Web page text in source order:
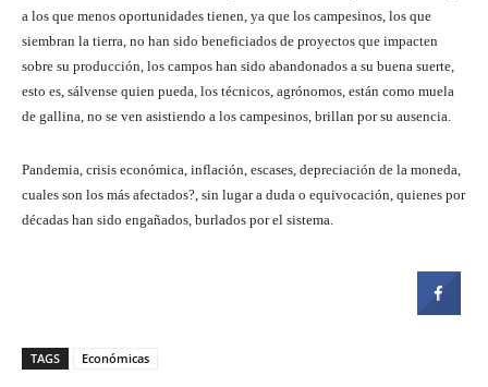
a los que menos oportunidades tienen, ya que los campesinos, los que
siembran la tierra, no han sido beneficiados de proyectos que impacten
sobre su producción, los campos han sido abandonados a su buena suerte,
esto es, sálvense quien pueda, los técnicos, agrónomos, están como muela
de gallina, no se ven asistiendo a los campesinos, brillan por su ausencia.
Pandemia, crisis económica, inflación, escases, depreciación de la moneda,
cuales son los más afectados?, sin lugar a duda o equivocación, quienes por
décadas han sido engañados, burlados por el sistema.
TAGS Económicas